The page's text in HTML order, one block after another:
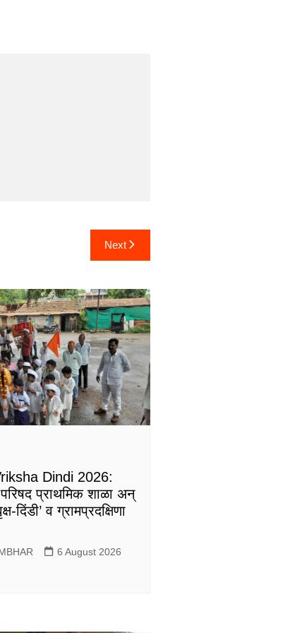
Next
Dindi 2026:
परिषद प्राथमिक शाळा अन्
दिंडी’ व ग्रामप्रदक्षिणा
6 August 2026